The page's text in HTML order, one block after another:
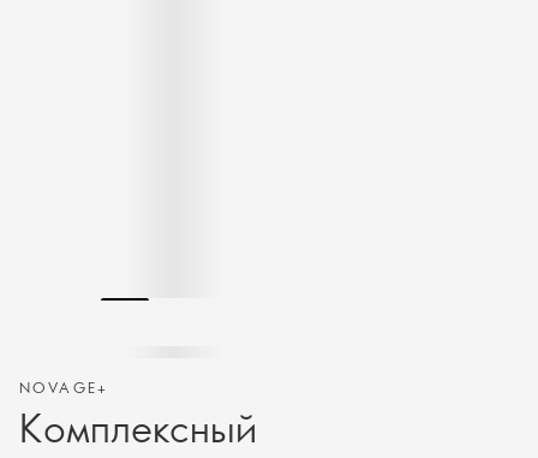
NOVAGE+
Комплексный